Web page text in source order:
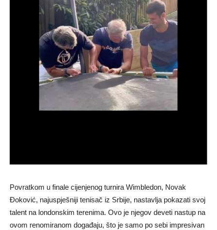
Povratkom u finale cijenjenog turnira Wimbledon, Novak
Đoković, najuspješniji tenisač iz Srbije, nastavlja pokazati svoj
talent na londonskim terenima. Ovo je njegov deveti nastup na
ovom renomiranom događaju, što je samo po sebi impresivan